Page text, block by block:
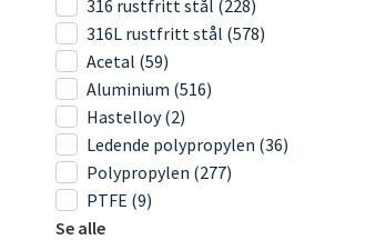
316 rustfritt stål (228)
316L rustfritt stål (578)
Acetal (59)
Aluminium (516)
Hastelloy (2)
Ledende polypropylen (36)
Polypropylen (277)
PTFE (9)
Se alle